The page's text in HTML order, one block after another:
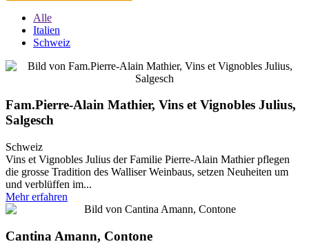
Alle
Italien
Schweiz
Fam.Pierre-Alain Mathier, Vins et Vignobles Julius,
Salgesch
Schweiz
Vins et Vignobles Julius der Familie Pierre-Alain Mathier pflegen
die grosse Tradition des Walliser Weinbaus, setzen Neuheiten um
und verblüffen im...
Mehr erfahren
Cantina Amann, Contone